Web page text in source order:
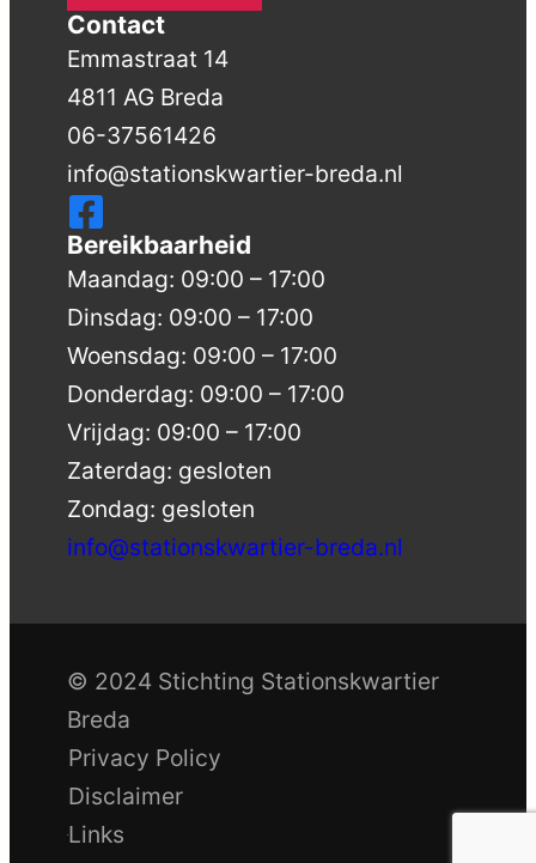
Contact
Emmastraat 14
4811 AG Breda
06-37561426
info@stationskwartier-breda.nl
Bereikbaarheid
Maandag: 09:00 – 17:00
Dinsdag: 09:00 – 17:00
Woensdag: 09:00 – 17:00
Donderdag: 09:00 – 17:00
Vrijdag: 09:00 – 17:00
Zaterdag: gesloten
Zondag: gesloten
info@stationskwartier-breda.nl
© 2024 Stichting Stationskwartier
Breda
Privacy Policy
Disclaimer
Links